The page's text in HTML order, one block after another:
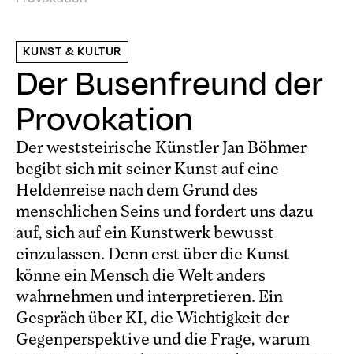
KUNST & KULTUR
Der Busenfreund der
Provokation
Der weststeirische Künstler Jan Böhmer
begibt sich mit seiner Kunst auf eine
Heldenreise nach dem Grund des
menschlichen Seins und fordert uns dazu
auf, sich auf ein Kunstwerk bewusst
einzulassen. Denn erst über die Kunst
könne ein Mensch die Welt anders
wahrnehmen und interpretieren. Ein
Gespräch über KI, die Wichtigkeit der
Gegenperspektive und die Frage, warum